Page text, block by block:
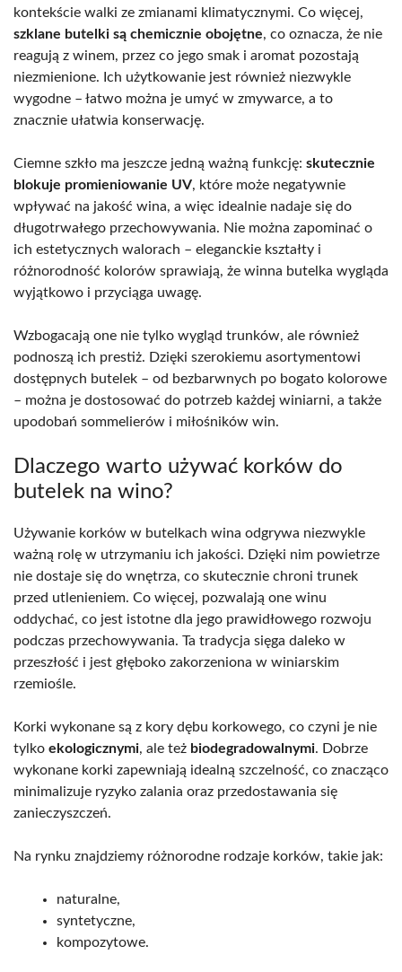
kontekście walki ze zmianami klimatycznymi. Co więcej,
szklane butelki są chemicznie obojętne, co oznacza, że nie
reagują z winem, przez co jego smak i aromat pozostają
niezmienione. Ich użytkowanie jest również niezwykle
wygodne – łatwo można je umyć w zmywarce, a to
znacznie ułatwia konserwację.
Ciemne szkło ma jeszcze jedną ważną funkcję: skutecznie
blokuje promieniowanie UV, które może negatywnie
wpływać na jakość wina, a więc idealnie nadaje się do
długotrwałego przechowywania. Nie można zapominać o
ich estetycznych walorach – eleganckie kształty i
różnorodność kolorów sprawiają, że winna butelka wygląda
wyjątkowo i przyciąga uwagę.
Wzbogacają one nie tylko wygląd trunków, ale również
podnoszą ich prestiż. Dzięki szerokiemu asortymentowi
dostępnych butelek – od bezbarwnych po bogato kolorowe
– można je dostosować do potrzeb każdej winiarni, a także
upodobań sommelierów i miłośników win.
Dlaczego warto używać korków do
butelek na wino?
Używanie korków w butelkach wina odgrywa niezwykle
ważną rolę w utrzymaniu ich jakości. Dzięki nim powietrze
nie dostaje się do wnętrza, co skutecznie chroni trunek
przed utlenieniem. Co więcej, pozwalają one winu
oddychać, co jest istotne dla jego prawidłowego rozwoju
podczas przechowywania. Ta tradycja sięga daleko w
przeszłość i jest głęboko zakorzeniona w winiarskim
rzemiośle.
Korki wykonane są z kory dębu korkowego, co czyni je nie
tylko ekologicznymi, ale też biodegradowalnymi. Dobrze
wykonane korki zapewniają idealną szczelność, co znacząco
minimalizuje ryzyko zalania oraz przedostawania się
zanieczyszczeń.
Na rynku znajdziemy różnorodne rodzaje korków, takie jak:
naturalne,
syntetyczne,
kompozytowe.